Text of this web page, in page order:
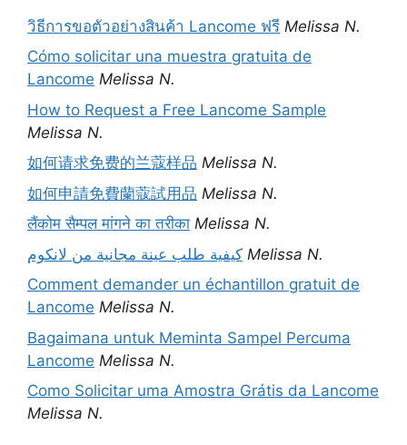
วิธีการขอตัวอย่างสินค้า Lancome ฟรี Melissa N.
Cómo solicitar una muestra gratuita de
Lancome Melissa N.
How to Request a Free Lancome Sample
Melissa N.
如何请求免费的兰蔻样品 Melissa N.
如何申請免費蘭蔻試用品 Melissa N.
लैंकोम सैम्पल मांगने का तरीका Melissa N.
كيفية طلب عينة مجانية من لانكوم Melissa N.
Comment demander un échantillon gratuit de
Lancome Melissa N.
Bagaimana untuk Meminta Sampel Percuma
Lancome Melissa N.
Como Solicitar uma Amostra Grátis da Lancome
Melissa N.